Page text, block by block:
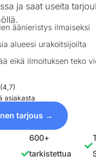
ja saat useita
äänieristys ilmaiseksi
alueesi urakoitsijoilta
eikä ilmoituksen teko
(4,7)
asiakasta
tarjous →
600+
tarkistettua